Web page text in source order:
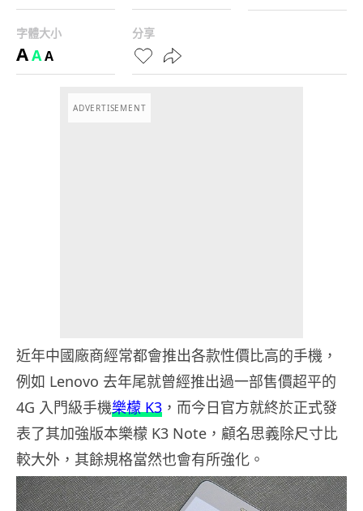
字體大小
AAA
分享
ADVERTISEMENT
近年中國廠商經常都會推出各款性價比高的手機，
例如 Lenovo 去年尾就曾經推出過一部售價超平的
4G 入門級手機樂檬 K3 ，而今日官方就終於正式發
表了其加強版本樂檬 K3 Note，顧名思義除尺寸比
較大外，其餘規格當然也會有所強化。